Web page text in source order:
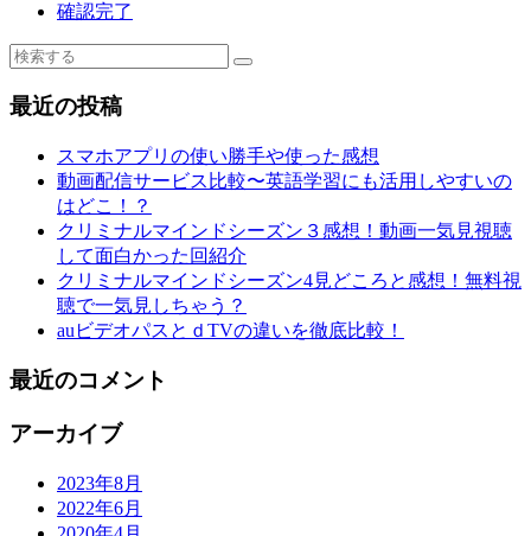
確認完了
最近の投稿
スマホアプリの使い勝手や使った感想
動画配信サービス比較〜英語学習にも活用しやすいの
はどこ！？
クリミナルマインドシーズン３感想！動画一気見視聴
して面白かった回紹介
クリミナルマインドシーズン4見どころと感想！無料視
聴で一気見しちゃう？
auビデオパスとｄTVの違いを徹底比較！
最近のコメント
アーカイブ
2023年8月
2022年6月